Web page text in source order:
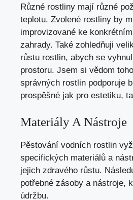
Různé rostliny mají různé
teplotu. Zvolené rostliny by
improvizované ke
zahrady. Také zohledňuji
růstu rostlin, abych se
prostoru. Jsem si vědom
správných rostlin podporuje
prospěšné jak pro estetiku,
Materiály A Nástroje
Pěstování vodních rostlin
specifických materiálů a
jejich zdravého růstu.
potřebné zásoby a nástroje,
údržbu.